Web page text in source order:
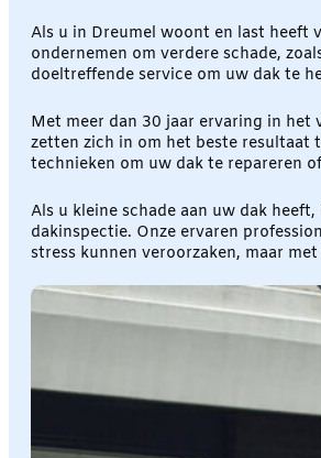
Als u in Dreumel woont en last heeft
ondernemen om verdere schade,
doeltreffende service om uw dak te
Met meer dan 30 jaar ervaring in het
zetten zich in om het beste resultaat
technieken om uw dak te repareren
Als u kleine schade aan uw dak
dakinspectie. Onze ervaren
stress kunnen veroorzaken, maar